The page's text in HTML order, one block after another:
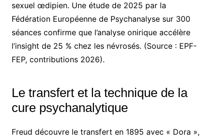
sexuel œdipien. Une étude de 2025 par la
Fédération Européenne de Psychanalyse sur 300
séances confirme que l’analyse onirique accélère
l’insight de 25 % chez les névrosés. (Source : EPF-
FEP, contributions 2026).
Le transfert et la technique de la
cure psychanalytique
Freud découvre le transfert en 1895 avec « Dora »,